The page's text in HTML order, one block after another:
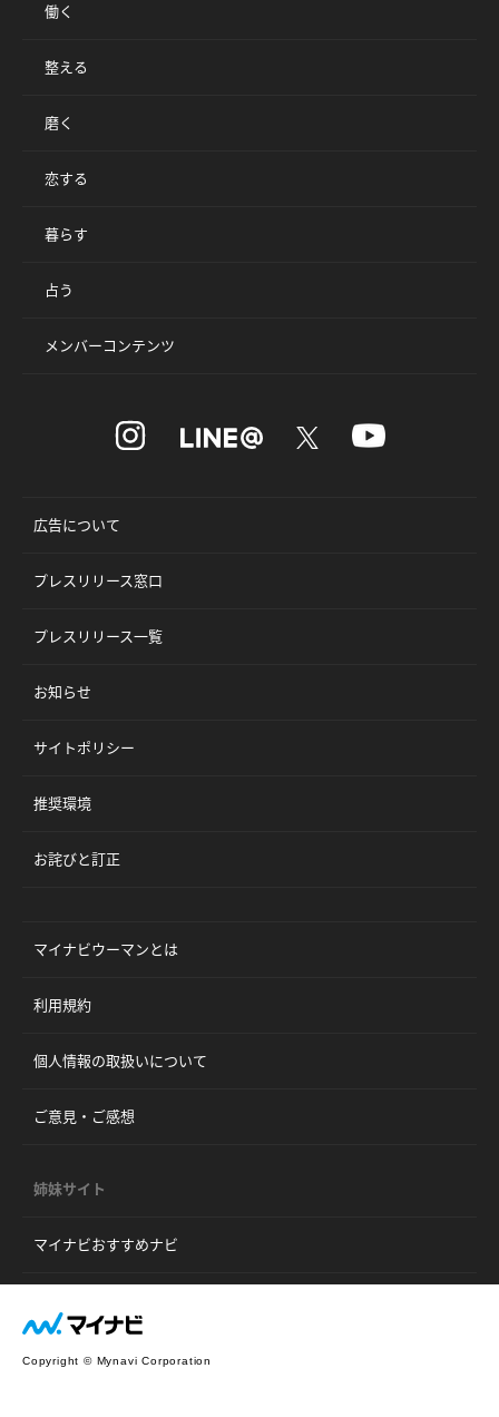
働く
整える
磨く
恋する
暮らす
占う
メンバーコンテンツ
広告について
プレスリリース窓口
プレスリリース一覧
お知らせ
サイトポリシー
推奨環境
お詫びと訂正
マイナビウーマンとは
利用規約
個人情報の取扱いについて
ご意見・ご感想
姉妹サイト
マイナビおすすめナビ
Copyright © Mynavi Corporation